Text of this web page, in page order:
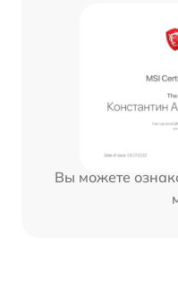
Вы можете